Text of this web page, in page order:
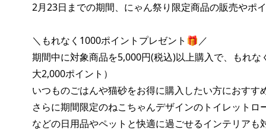
2月23日までの期間、にゃん祭り限定商品の販売やポ
＼もれなく1000ポイントプレゼント🎁／
期間中に対象商品を5,000円(税込)以上購入で、もれ
大2,000ポイント）
いつものごはんや猫砂をお得に購入したい方におすす
さらに期間限定のねこちゃんデザインのトイレット
などの日用品やペットと快適に過ごせるインテリアも